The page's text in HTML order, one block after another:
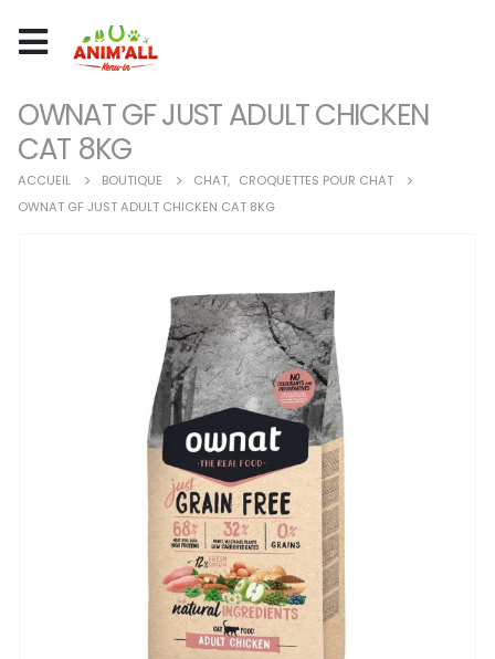
OWNAT GF JUST ADULT CHICKEN
CAT 8KG
ACCUEIL BOUTIQUE CHAT, CROQUETTES POUR CHAT
OWNAT GF JUST ADULT CHICKEN CAT 8KG